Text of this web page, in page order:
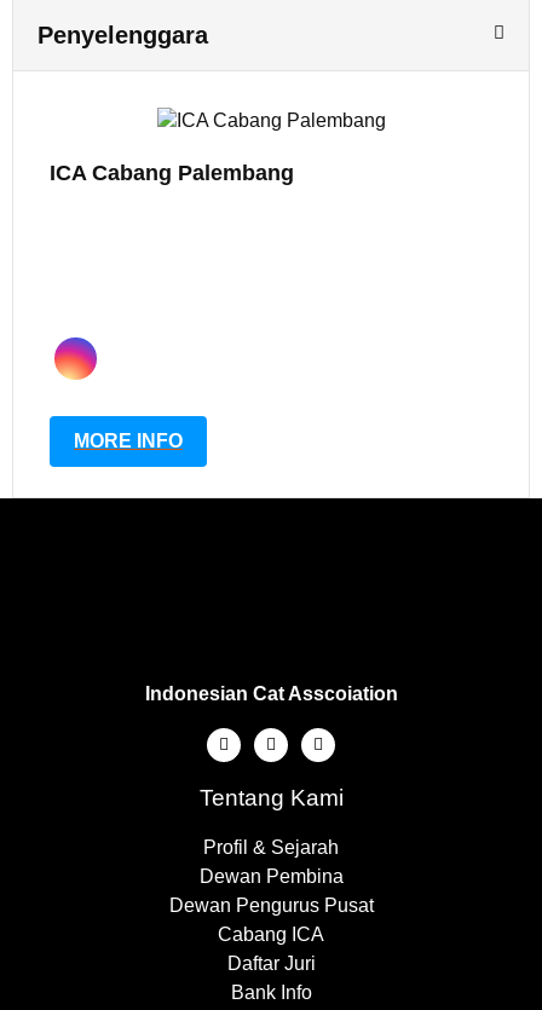
Penyelenggara
ICA Cabang Palembang
MORE INFO
Indonesian Cat Asscoiation
Tentang Kami
Profil & Sejarah
Dewan Pembina
Dewan Pengurus Pusat
Cabang ICA
Daftar Juri
Bank Info